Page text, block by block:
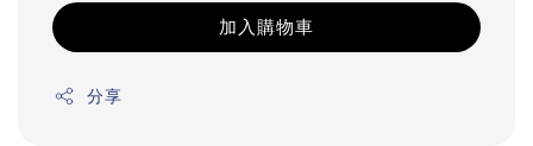
加入購物車
分享